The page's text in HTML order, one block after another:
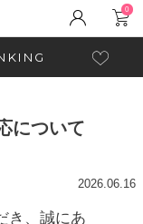
0
について
2026.06.16
き、誠にあ